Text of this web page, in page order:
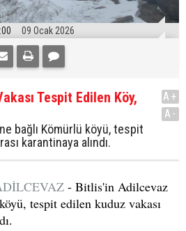
09 Ocak 2026
Tespit Edilen Köy,
bağlı Kömürlü köyü, tespit
karantinaya alındı.
A+
A-
- Bitlis'in Adilcevaz
tespit edilen kuduz vakası